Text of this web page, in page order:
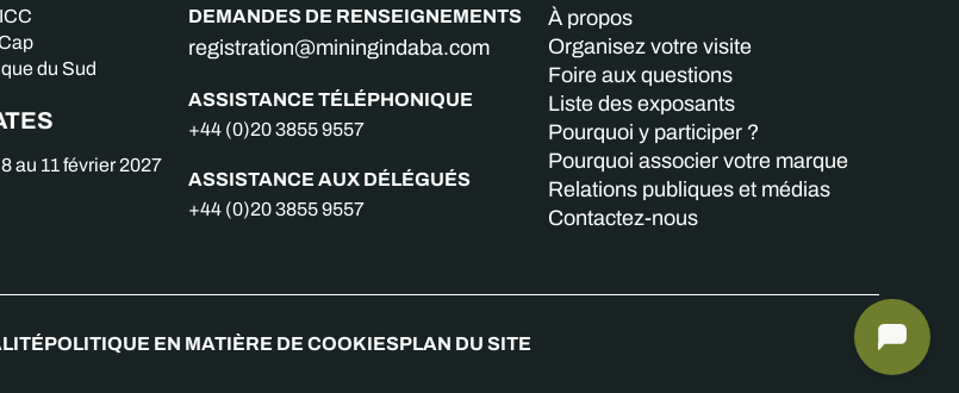
du Sud
au 11 février 2027
DEMANDES DE RENSEIGNEMENTS
registration@miningindaba.com
ASSISTANCE TÉLÉPHONIQUE
+44 (0)20 3855 9557
ASSISTANCE AUX DÉLÉGUÉS
+44 (0)20 3855 9557
À propos
Organisez votre visite
Foire aux questions
Liste des exposants
Pourquoi y participer ?
Pourquoi associer votre marque
Relations publiques et médias
Contactez-nous
POLITIQUE EN MATIÈRE DE COOKIESPLAN DU SITE